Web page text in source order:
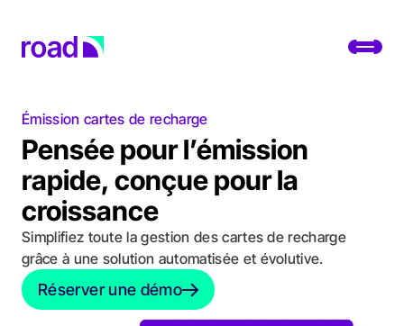
Go to home page
Plateforme
Services
Cas pratiques
Développeurs
À propos
Émission cartes de recharge
Pensée pour l’émission
rapide, conçue pour la
croissance
Simplifiez toute la gestion des cartes de recharge
grâce à une solution automatisée et évolutive.
Réserver une démo
Réserver une démo